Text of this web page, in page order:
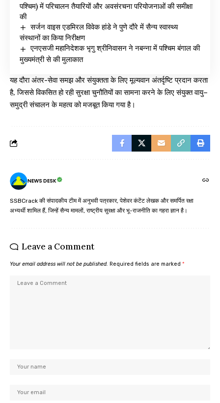
पश्चिम) में परिचालन तैयारियों और अवसंरचना परियोजनाओं की समीक्षा
की
सर्जन वाइस एडमिरल विवेक हांडे ने पुणे दौरे में सैन्य स्वास्थ्य
संस्थानों का किया निरीक्षण
एनएसजी महानिदेशक भृगु श्रीनिवासन ने नबन्ना में पश्चिम बंगाल की
मुख्यमंत्री से की मुलाकात
यह दौरा अंतर-सेवा समझ और संयुक्तता के लिए मूल्यवान अंतर्दृष्टि प्रदान करता
है, जिससे विकसित हो रही सुरक्षा चुनौतियों का सामना करने के लिए संयुक्त वायु–
समुद्री संचालन के महत्व को मजबूत किया गया है।
NEWS DESK
SSBCrack की संपादकीय टीम में अनुभवी पत्रकार, पेशेवर कंटेंट लेखक और समर्पित रक्षा
अभ्यर्थी शामिल हैं, जिन्हें सैन्य मामलों, राष्ट्रीय सुरक्षा और भू-राजनीति का गहरा ज्ञान है।
Leave a Comment
Your email address will not be published. Required fields are marked *